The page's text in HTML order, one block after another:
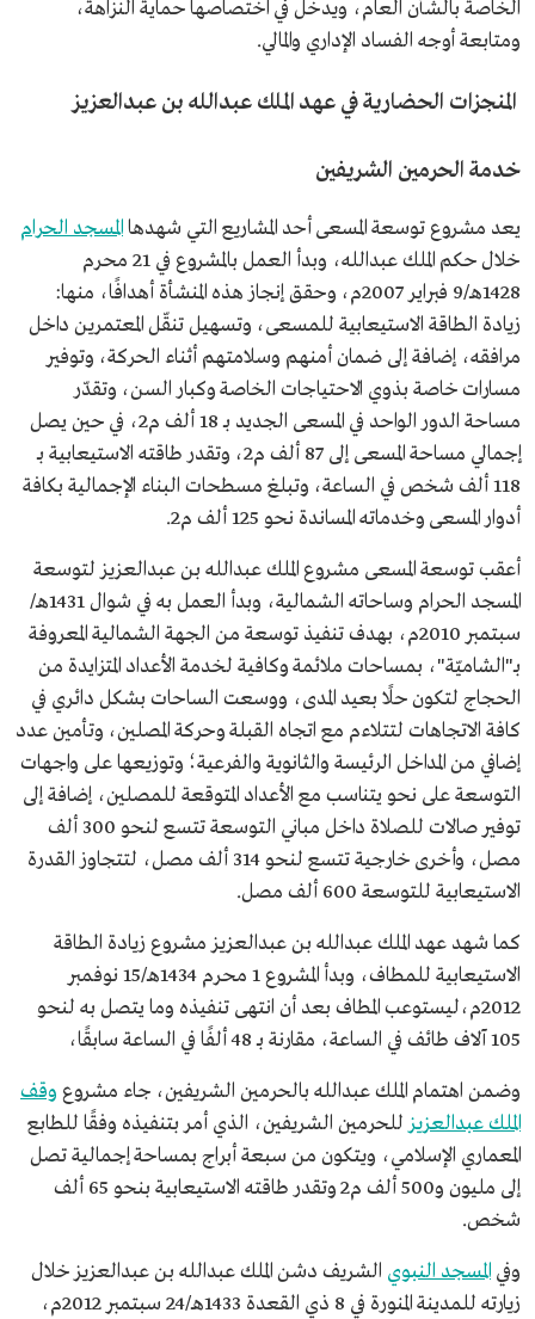
الخاصة بالشأن العام، ويدخل في اختصاصها حماية النزاهة،
ومتابعة أوجه الفساد الإداري والمالي.
المنجزات الحضارية في عهد الملك عبدالله بن عبدالعزيز
خدمة الحرمين الشريفين
يعد مشروع توسعة المسعى أحد المشاريع التي شهدهاالمسجد الحرام
خلال حكم الملك عبدالله، وبدأ العمل بالمشروع في 21 محرم
1428هـ/9 فبراير 2007م، وحقق إنجاز هذه المنشأة أهدافًا، منها:
زيادة الطاقة الاستيعابية للمسعى، وتسهيل تنقّل المعتمرين داخل
مرافقه، إضافة إلى ضمان أمنهم وسلامتهم أثناء الحركة، وتوفير
مسارات خاصة بذوي الاحتياجات الخاصة وكبار السن، وتقدّر
مساحة الدور الواحد في المسعى الجديد بـ 18 ألف م2، في حين يصل
إجمالي مساحة المسعى إلى 87 ألف م2، وتقدر طاقته الاستيعابية بـ
118 ألف شخص في الساعة، وتبلغ مسطحات البناء الإجمالية بكافة
أدوار المسعى وخدماته المساندة نحو 125 ألف م2.
أعقب توسعة المسعى مشروع الملك عبدالله بن عبدالعزيز لتوسعة
المسجد الحرام وساحاته الشمالية، وبدأ العمل به في شوال 1431هـ/
سبتمبر 2010م، بهدف تنفيذ توسعة من الجهة الشمالية المعروفة
بـ"الشاميّة"، بمساحات ملائمة وكافية لخدمة الأعداد المتزايدة من
الحجاج لتكون حلًا بعيد المدى، ووسعت الساحات بشكل دائري في
كافة الاتجاهات لتتلاءم مع اتجاه القبلة وحركة المصلين، وتأمين عدد
إضافي من المداخل الرئيسة والثانوية والفرعية؛ وتوزيعها على واجهات
التوسعة على نحو يتناسب مع الأعداد المتوقعة للمصلين، إضافة إلى
توفير صالات للصلاة داخل مباني التوسعة تتسع لنحو 300 ألف
مصل، وأخرى خارجية تتسع لنحو 314 ألف مصل، لتتجاوز القدرة
الاستيعابية للتوسعة 600 ألف مصل.
كما شهد عهد الملك عبدالله بن عبدالعزيز مشروع زيادة الطاقة
الاستيعابية للمطاف، وبدأ المشروع 1 محرم 1434هـ/15 نوفمبر
2012م،ليستوعب المطاف بعد أن انتهى تنفيذه وما يتصل به لنحو
105 آلاف طائف في الساعة، مقارنة بـ 48 ألفًا في الساعة سابقًا،
وضمن اهتمام الملك عبدالله بالحرمين الشريفين، جاء مشروع وقف
الملك عبدالعزيزللحرمين الشريفين، الذي أمر بتنفيذه وفقًا للطابع
المعماري الإسلامي، ويتكون من سبعة أبراج بمساحة إجمالية تصل
إلى مليون و500 ألف م2 وتقدر طاقته الاستيعابية بنحو 65 ألف
شخص.
وفي المسجد النبوي الشريف دشن الملك عبدالله بن عبدالعزيز خلال
زيارته للمدينة المنورة في 8 ذي القعدة 1433هـ/24 سبتمبر 2012م،